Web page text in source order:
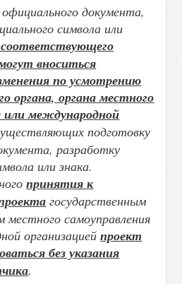
документа,
символа или
соответствующего
вноситься
по усмотрению
органа, органа местного
или международной
подготовку
разработку
или знака.
принятия к
государственным
местного самоуправления
организациейпроект
без указания
.